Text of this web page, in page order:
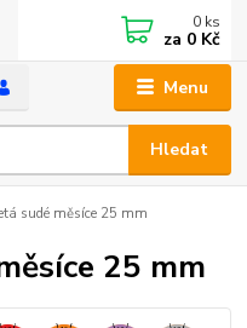
Menu
Hledat
0 ks
za 0 Kč
sudé měsíce 25 mm
25 mm